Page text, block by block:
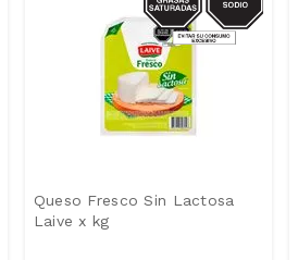
Queso Fresco Sin Lactosa
Laive x kg